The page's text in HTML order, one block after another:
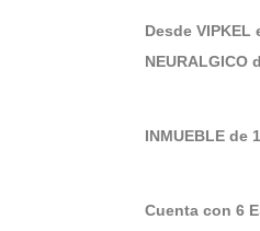
Desde
NEURALGICO
INMUEBLE de
Cuenta con 6